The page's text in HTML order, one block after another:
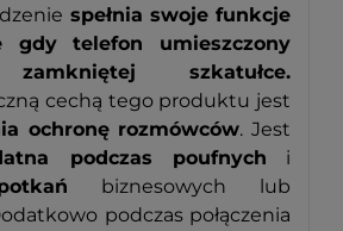
spełnia swoje funkcje
gdy telefon umieszczony
szkatułce.
cechą tego produktu jest
ochronę rozmówców. Jest
podczas poufnych i
biznesowych lub
podczas połączenia